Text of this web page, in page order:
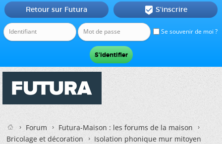
Se souvenir de moi ?
Retour sur Futura  S'inscrire
Forum
Futura-Maison : les forums de la maison
Bricolage et décoration
Isolation phonique mur mitoyen